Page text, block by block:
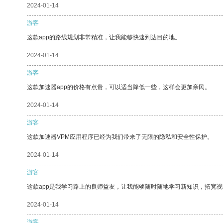
2024-01-14
游客
这款app的路线规划非常精准，让我能够快速到达目的地。
2024-01-14
游客
这款加速器app的价格有点贵，可以适当降低一些，这样会更加亲民。
2024-01-14
游客
这款加速器VPM应用程序已经为我们带来了无限的隐私和安全性保护。
2024-01-14
游客
这款app是我学习路上的良师益友，让我能够随时随地学习新知识，拓宽
2024-01-14